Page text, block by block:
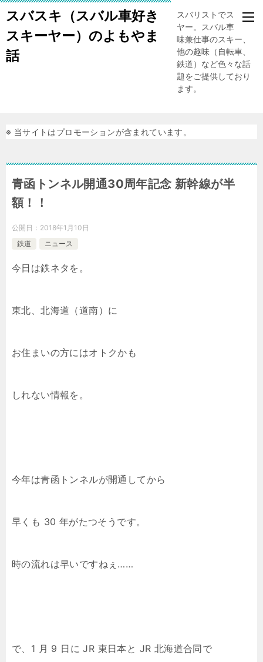
スバスキ（スバル車好き
スキーヤー）のよもやま
話
スバリストでスキー
ヤー。スバル車、趣
味兼仕事のスキー、
他の趣味（自転車、
鉄道）など色々な話
題をご提供しており
ます。
※ 当サイトはプロモーションが含まれています。
青函トンネル開通30周年記念 新幹線が半
額！！
公開日： 2018年1月10日
鉄道
ニュース
今日は鉄ネタを。
東北、北海道（道南）に
お住まいの方にはオトクかも
しれない情報を。
今年は青函トンネルが開通してから
早くも 30 年がたつそうです。
時の流れは早いですねぇ……
で、1 月 9 日に JR 東日本と JR 北海道合同で